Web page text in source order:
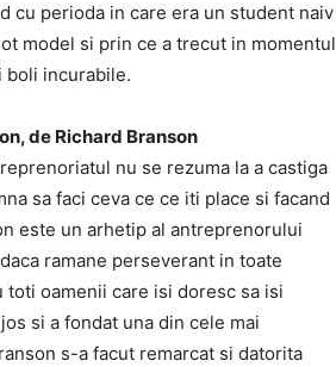
cu perioda in care era un student naiv
model si prin ce a trecut in momentul
boli incurabile.
de Richard Branson
nu se rezuma la a castiga
sa faci ceva ce ce iti place si facand
este un arhetip al antreprenorului
ramane perseverant in toate
oamenii care isi doresc sa isi
si a fondat una din cele mai
s-a facut remarcat si datorita